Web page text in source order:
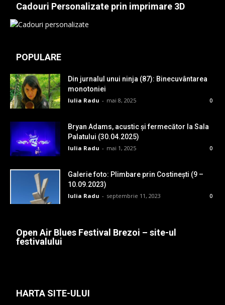
Cadouri Personalizate prin imprimare 3D
POPULARE
Din jurnalul unui ninja (87): Binecuvântarea
monotoniei
Iulia Radu - mai 8, 2025 0
Bryan Adams, acustic și fermecător la Sala
Palatului (30.04.2025)
Iulia Radu - mai 1, 2025 0
Galerie foto: Plimbare prin Costinești (9 –
10.09.2023)
Iulia Radu - septembrie 11, 2023 0
Open Air Blues Festival Brezoi – site-ul
festivalului
HARTA SITE-ULUI